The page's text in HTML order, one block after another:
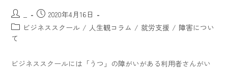
2020年4月16日
ビジネススクール / 人生観コラム / 就労支援 / 障害につい
て
ビジネススクールには「うつ」の障がいがある利用者さんがい